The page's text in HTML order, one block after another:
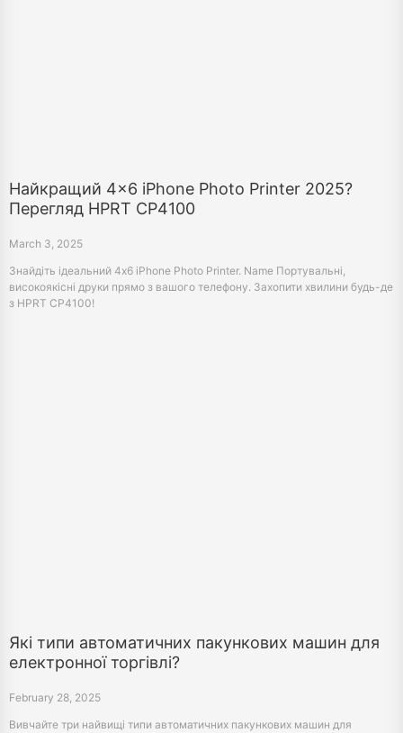
Найкращий 4x6 iPhone Photo Printer 2025?
Перегляд HPRT CP4100
March 3, 2025
Знайдіть ідеальний 4x6 iPhone Photo Printer. Name Портувальні,
високоякісні друки прямо з вашого телефону. Захопити хвилини будь-де
з HPRT CP4100!
Які типи автоматичних пакункових машин для
електронної торгівлі?
February 28, 2025
Вивчайте три найвищі типи автоматичних пакункових машин для